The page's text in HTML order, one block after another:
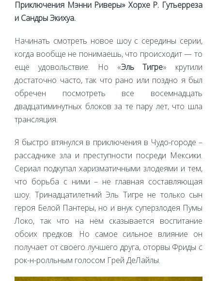
Приключения Мэнни Риверы» Хорхе Р. Гутьерреза
и Сандры Экихуа.
Начинать смотреть новое шоу с середины серии,
когда вообще не понимаешь, что происходит — то
ещё удовольствие. Но «Эль Тигре» крутили
достаточно часто, так что рано или поздно я был
обречен посмотреть все восемнадцать
двадцатиминутных блоков за те пару лет, что шла
трансляция.
Я быстро втянулся в приключения в Чудо-городе –
рассаднике зла и преступности посреди Мексики.
Сериал подкупал харизматичными злодеями и тем,
что борьба с ними – не главная составляющая
шоу. Тринадцатилетний Эль Тигре не только сын
героя Белой Пантеры, но и внук суперзлодея Пумы
Локо, так что на нём сказывается воспитание
обоих предков. Но самое сильное влияние он
получает от своего лучшего друга, оторвы Фриды с
рок-н-ролльным голосом Грей ДеЛайлы.